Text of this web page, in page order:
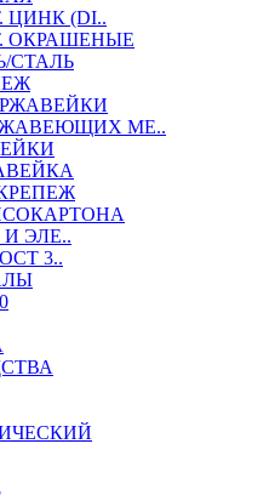
ЦИНК (DI..
ОКРАШЕНЫЕ
СТАЛЬ
МЕ..
И ЭЛЕ..
3..